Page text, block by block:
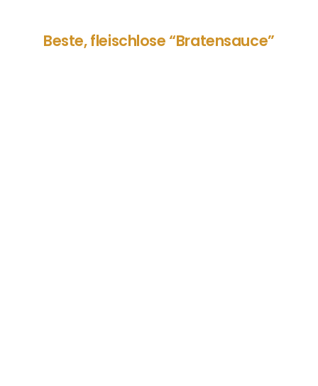
Beste, fleischlose “Bratensauce”